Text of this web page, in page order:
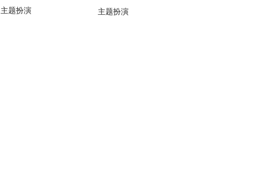
主题扮演 主题扮演